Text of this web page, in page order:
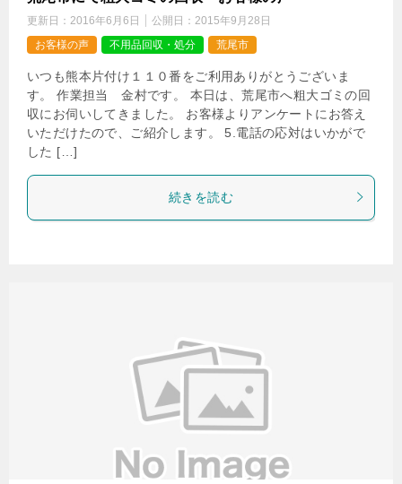
更新日： 2016年6月6日 公開日： 2015年9月28日
お客様の声
不用品回収・処分 荒尾市
いつも熊本片付け１１０番をご利用ありがとうございま
す。 作業担当 金村です。 本日は、荒尾市へ粗大ゴミの回
収にお伺いしてきました。 お客様よりアンケートにお答え
いただけたので、ご紹介します。 5.電話の応対はいかがで
した […]
続きを読む